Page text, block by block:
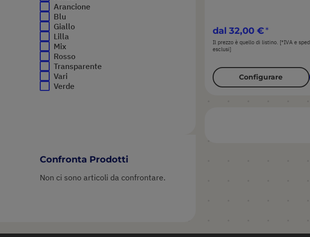
dal 32,00 €
Il prezzo è quello di listino. [*IVA e
esclusi]
Configurare
Arancione
Blu
Giallo
Lilla
Mix
Rosso
Transparente
Vari
Verde
Confronta Prodotti
Non ci sono articoli da confrontare.